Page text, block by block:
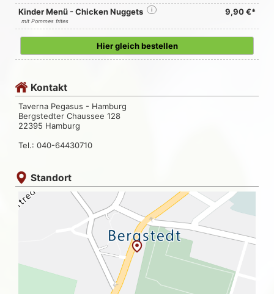
Kinder Menü - Chicken Nuggets i 9,90 €*
mit Pommes frites
Hier gleich bestellen
Kontakt
Taverna Pegasus - Hamburg
Bergstedter Chaussee 128
22395 Hamburg
Tel.: 040-64430710
Standort